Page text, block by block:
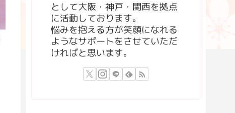
として大阪・神戸・関西を拠点
に活動しております。
悩みを抱える方が笑顔になれる
ようなサポートをさせていただ
ければと思います。